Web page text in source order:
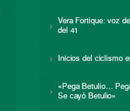
Vera Fortique: voz
del 41
Inicios del ciclismo
«Pega Betulio…
Se cayó Betulio»